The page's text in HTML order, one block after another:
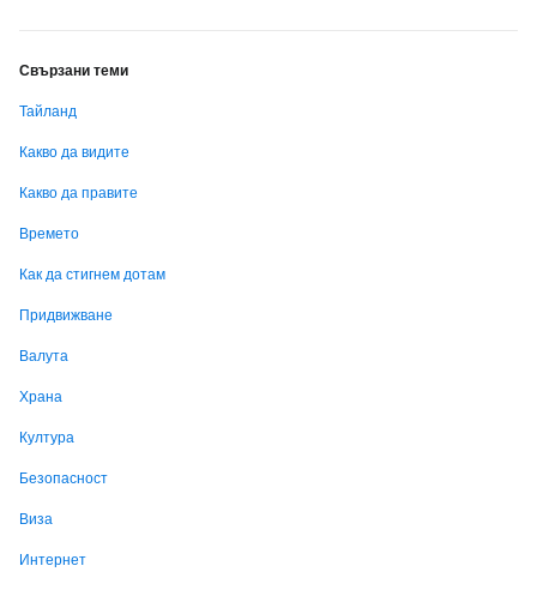
Свързани теми
Тайланд
Какво да видите
Какво да правите
Времето
Как да стигнем дотам
Придвижване
Валута
Храна
Култура
Безопасност
Виза
Интернет